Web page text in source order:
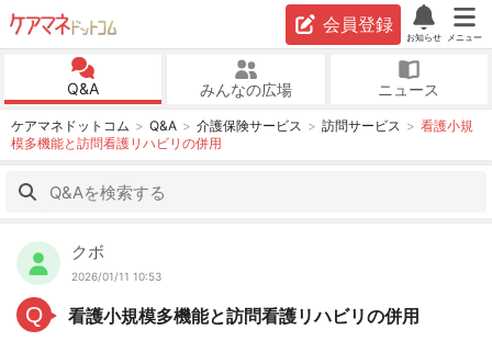
会員登録
お知らせ メニュー
Q&A みんなの広場 ニュース
ケアマネドットコム Q&A 介護保険サービス 訪問サービス
看護小規
模多機能と訪問看護リハビリの併用
クボ
2026/01/11 10:53
Q
看護小規模多機能と訪問看護リハビリの併用